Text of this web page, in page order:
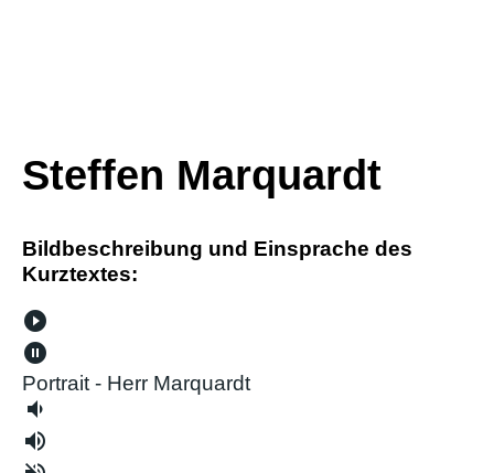
Steffen Marquardt
Bildbeschreibung und Einsprache des
Kurztextes:
play_circle_filled
pause_circle_filled
Portrait - Herr Marquardt
volume_down
volume_up